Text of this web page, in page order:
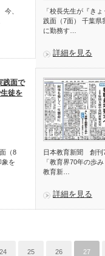
今、
「校長先生が『き
践面（7面） 千葉県
に勤務す…
詳細を見る
面で
徒を
（8
象を
日本教育新聞 創刊
「教育界70年の歩
教育新…
詳細を見る
24 25 26 27